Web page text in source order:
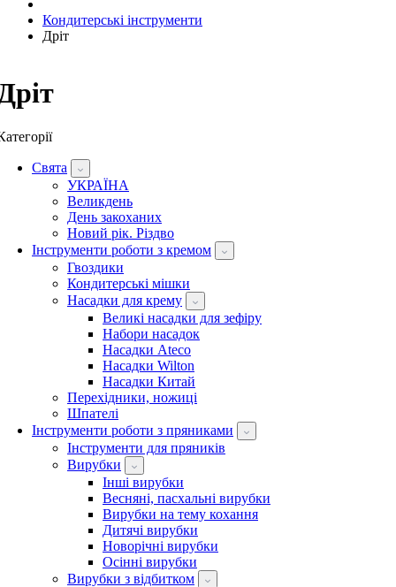
Кондитерські інструменти
Дріт
Свята
УКРАЇНА
Великдень
День закоханих
Новий рік. Різдво
Інструменти роботи з кремом
Гвоздики
Кондитерські мішки
Насадки для крему
Великі насадки для зефіру
Набори насадок
Насадки Ateco
Насадки Wilton
Насадки Китай
Перехідники, ножиці
Шпателі
Інструменти роботи з пряниками
Інструменти для пряників
Вирубки
Інші вирубки
Весняні, пасхальні вирубки
Вирубки на тему кохання
Дитячі вирубки
Новорічні вирубки
Осінні вирубки
Вирубки з відбитком